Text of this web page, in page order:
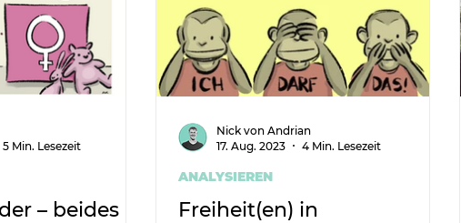
– beides
5 Min. Lesezeit
Freiheit(en) in
ANALYSIEREN
Nick von Andrian
17. Aug. 2023
4 Min. Lesezeit